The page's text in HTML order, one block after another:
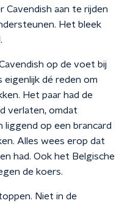
Cavendish aan te rijden
Het bleek
op de voet bij
dé reden om
Het paar had de
verlaten, omdat
liggend op een brancard
Alles wees erop dat
had. Ook het Belgische
de koers.
Niet in de